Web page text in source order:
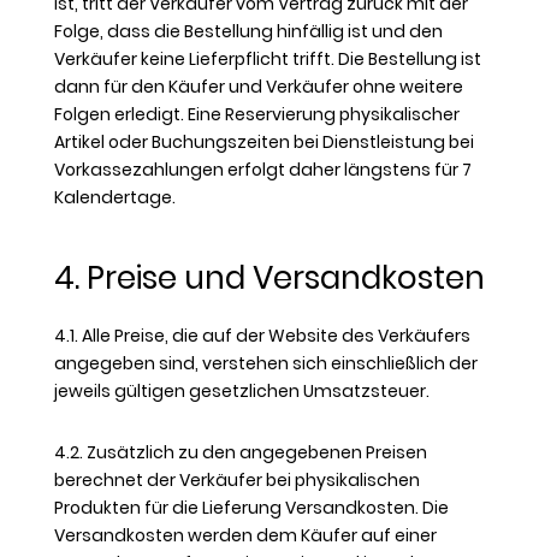
Folge, dass die Bestellung hinfällig ist und den
Verkäufer keine Lieferpflicht trifft. Die Bestellung ist
dann für den Käufer und Verkäufer ohne weitere
Folgen erledigt. Eine Reservierung physikalischer
Artikel oder Buchungszeiten bei Dienstleistung bei
Vorkassezahlungen erfolgt daher längstens für 7
Kalendertage.
4. Preise und Versandkosten
4.1. Alle Preise, die auf der Website des Verkäufers
angegeben sind, verstehen sich einschließlich der
jeweils gültigen gesetzlichen Umsatzsteuer.
4.2. Zusätzlich zu den angegebenen Preisen
berechnet der Verkäufer bei physikalischen
Produkten für die Lieferung Versandkosten. Die
Versandkosten werden dem Käufer auf einer